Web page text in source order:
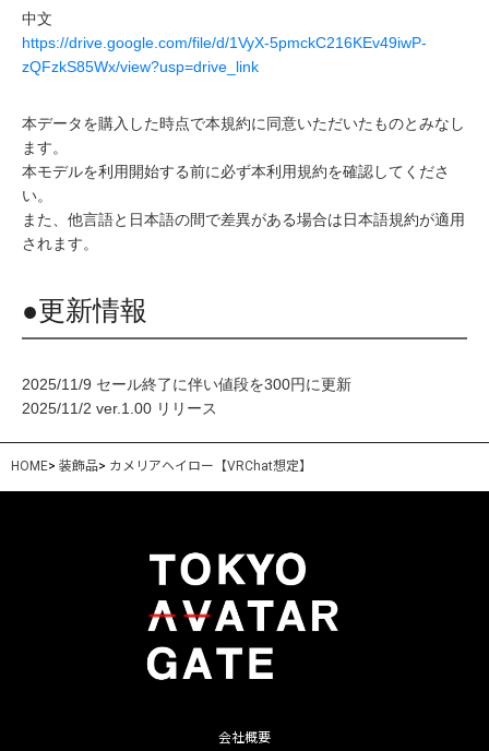
中文
https://drive.google.com/file/d/1VyX-5pmckC216KEv49iwP-
zQFzkS85Wx/view?usp=drive_link
本データを購入した時点で本規約に同意いただいたものとみなし
ます。
本モデルを利用開始する前に必ず本利用規約を確認してくださ
い。
また、他言語と日本語の間で差異がある場合は日本語規約が適用
されます。
●更新情報
2025/11/9 セール終了に伴い値段を300円に更新
2025/11/2 ver.1.00 リリース
HOME> 装飾品> カメリアヘイロー【VRChat想定】
会社概要